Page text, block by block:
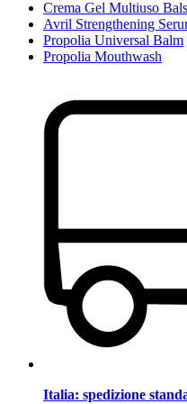
Crema Gel Multiuso
Avril Strengthening
Propolia Universal Balm
Propolia Mouthwash
Italia: spedizione